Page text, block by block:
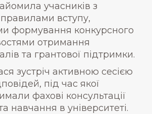
учасників з
вступу,
формування конкурсного
отримання
та грантової підтримки.
зустріч активною сесією
під час якої
фахові консультації
навчання в університеті.